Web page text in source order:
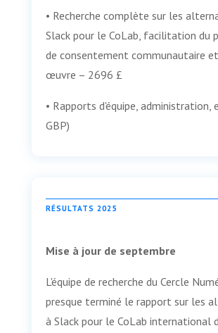
• Recherche complète sur les
Slack pour le CoLab, facilitation du
de consentement communautaire
œuvre – 2696 £
• Rapports d'équipe, administration,
GBP)
RÉSULTATS 2025
Mise à jour de septembre
L'équipe de recherche du Cercle
presque terminé le rapport sur les
à Slack pour le CoLab international